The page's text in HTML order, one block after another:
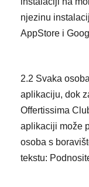
njezinu
AppStore i
2.2 Svaka
aplikaciju, dok
Offertissima
aplikaciji može
osoba s
tekstu: